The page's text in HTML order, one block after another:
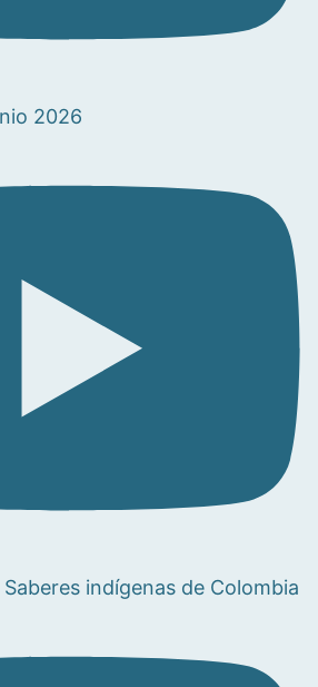
2026
Saberes indígenas de Colombia